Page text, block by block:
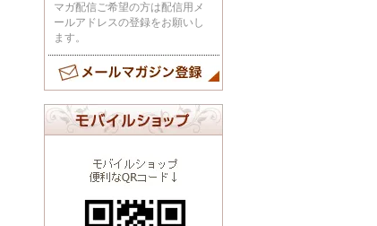
マガ配信ご希望の方は配信用メ
ールアドレスの登録をお願いし
ます。